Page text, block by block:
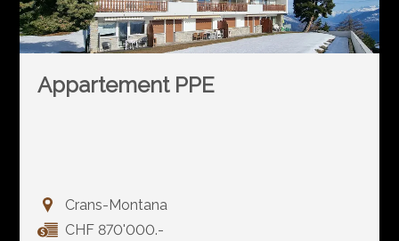
Appartement PPE
Crans-Montana
CHF 870'000.-